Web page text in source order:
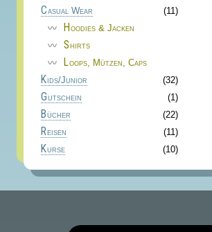
Casual Wear
(11)
Hoodies & Jacken
Shirts
Loops, Mützen, Caps
Kids/Junior
(32)
Gutschein
(1)
Bücher
(22)
Reisen
(11)
Kurse
(10)